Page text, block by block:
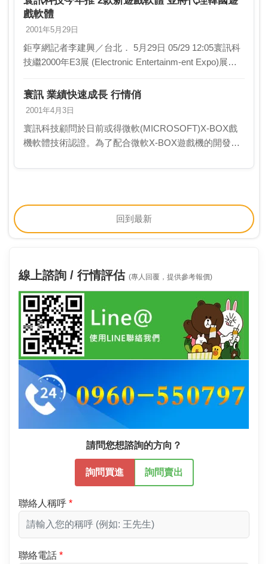
戲軟體
2001年5月29日
鉅亨網記者李建興／台北． 5月29日 05/29 12:05寰訊科
技繼2000年E3展 (Electronic Entertainm-ent Expo)展示
寰訊 業績快速成長 行情俏
2001年4月3日
寰訊科技顧問於日前或得微軟(MICROSOFT)X-BOX戲
機軟體技術認證。為了配合微軟X-BOX遊戲機的開發進
商品化工作。該公司目前資本額為1.…
回到最新
線上諮詢 / 行情評估 (專人回覆，提供參考報價)
請問您想諮詢的方向？
詢問買進 詢問賣出
聯絡人稱呼
聯絡電話